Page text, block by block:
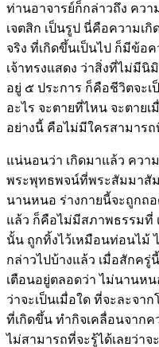
ท่านอาจารย์ก็กล่าวถึง ควา
เจตสิก เป็นรูป นี่คือความเ
จริง ที่เกิดขึ้นเป็นไป ก็มีข้
เจ้าทรงแสดง ว่าสิ่งที่ไม่มีนิ
อยู่ ๕ ประการ ก็คือชีวิตจะเ
อะไร จะตายที่ไหน จะตาย
อย่างนี้ คือไม่มีใครสามารถ
แน่นอนว่า เกิดมาแล้ว ควา
พระพุทธพจน์ที่พระสัมมาสัม
นานหนอ ร่างกายนี้จะถูกถ
แล้ว ก็คือไม่มีสภาพธรรมที่
นั้น ถูกทิ้งไว้เหมือนท่อนไม้
กล่าวไปบ้างแล้ว เมื่อสักครู่
เตือนอยู่ตลอดว่า ไม่นานห
ว่าจะเป็นเมื่อใด ที่จะละจา
ที่เกิดขึ้น ทำกิจเคลื่อนจาก
ไม่สามารถที่จะรู้ได้เลยว่าจ